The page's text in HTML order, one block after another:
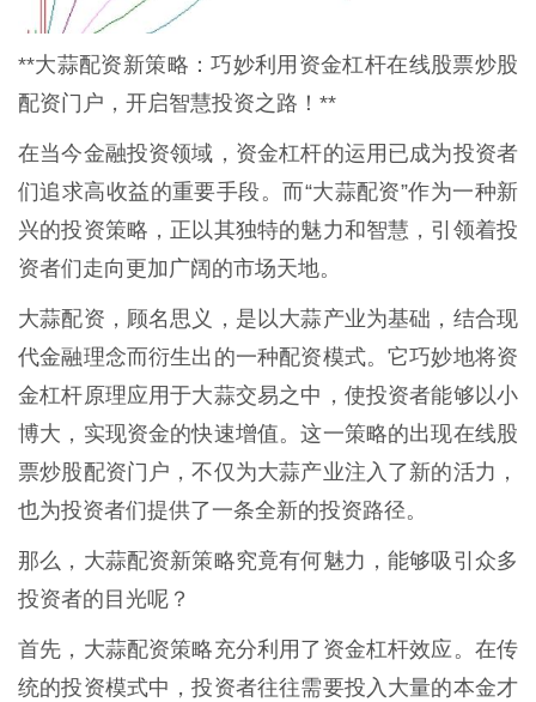
**大蒜配资新策略：巧妙利用资金杠杆在线股票炒股
配资门户，开启智慧投资之路！**
在当今金融投资领域，资金杠杆的运用已成为投资者
们追求高收益的重要手段。而“大蒜配资”作为一种新
兴的投资策略，正以其独特的魅力和智慧，引领着投
资者们走向更加广阔的市场天地。
大蒜配资，顾名思义，是以大蒜产业为基础，结合现
代金融理念而衍生出的一种配资模式。它巧妙地将资
金杠杆原理应用于大蒜交易之中，使投资者能够以小
博大，实现资金的快速增值。这一策略的出现在线股
票炒股配资门户，不仅为大蒜产业注入了新的活力，
也为投资者们提供了一条全新的投资路径。
那么，大蒜配资新策略究竟有何魅力，能够吸引众多
投资者的目光呢？
首先，大蒜配资策略充分利用了资金杠杆效应。在传
统的投资模式中，投资者往往需要投入大量的本金才